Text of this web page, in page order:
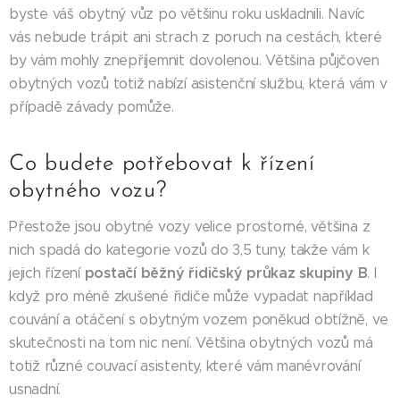
byste váš obytný vůz po většinu roku uskladnili. Navíc
vás nebude trápit ani strach z poruch na cestách, které
by vám mohly znepříjemnit dovolenou. Většina půjčoven
obytných vozů totiž nabízí asistenční službu, která vám v
případě závady pomůže.
Co budete potřebovat k řízení
obytného vozu?
Přestože jsou obytné vozy velice prostorné, většina z
nich spadá do kategorie vozů do 3,5 tuny, takže vám k
jejich řízení postačí běžný řidičský průkaz skupiny B. I
když pro méně zkušené řidiče může vypadat například
couvání a otáčení s obytným vozem poněkud obtížně, ve
skutečnosti na tom nic není. Většina obytných vozů má
totiž různé couvací asistenty, které vám manévrování
usnadní.